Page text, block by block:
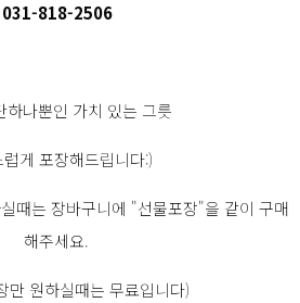
031-818-2506
하나뿐인 가치 있는 그릇
게 포장해드립니다:)
때는 장바구니에 "선물포장"을 같이 구매
해주세요.
만 원하실때는 무료입니다)